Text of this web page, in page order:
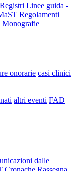
Registri Linee guida -
Regolamenti
Monografie
onorarie casi clinici
altri eventi FAD
dalle